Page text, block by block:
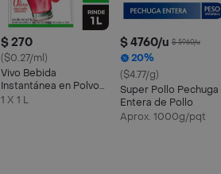
$ 270
($0.27/ml)
Vivo Bebida
Instantánea en Polvo
Sabor a Berries 1 L
1 X 1 L
$ 4760/u $ 5960/u
20%
($4.77/g)
Super Pollo Pechuga
Entera de Pollo
Aprox. 1000g/pqt